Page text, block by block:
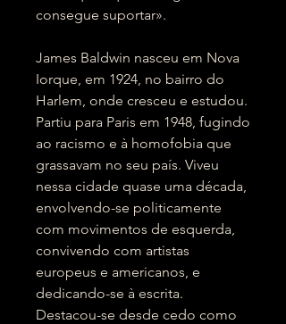
consegue suportar».
James Baldwin nasceu em Nova
Iorque, em 1924, no bairro do
Harlem, onde cresceu e estudou.
Partiu para Paris em 1948, fugindo
ao racismo e à homofobia que
grassavam no seu país. Viveu
nessa cidade quase uma década,
envolvendo-se politicamente
com movimentos de esquerda,
convivendo com artistas
europeus e americanos, e
dedicando-se à escrita.
Destacou-se desde cedo como